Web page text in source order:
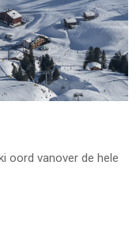
oord vanover de hele